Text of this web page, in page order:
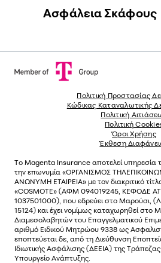
Ασφάλεια Σκάφους
Πολιτική Προστασίας
Κώδικας Καταναλωτικής
Πολιτική
Πολιτική
Όροι Χρήσης
Έκθεση
Το Magenta Insurance αποτελεί υπηρεσία
την επωνυµία «ΟΡΓΑΝΙΣΜΟΣ
ΑΝΩΝΥΜΗ ΕΤΑΙΡΕΙΑ» µε τον διακριτικό
«COSMOTE» (ΑΦΜ 094019245, ΚΕΦΟΔΕ
1037501000), που εδρεύει στο Μαρούσι,
15124) και έχει νοµίµως καταχωρηθεί στο
Διαµεσολαβητών του Επαγγελµατικού
αριθµό Ειδικού Μητρώου 9338 ως
εποπτεύεται δε, από τη Διεύθυνση
Ιδιωτικής Ασφάλισης (ΔΕΕΙΑ) της
Υπουργείο Ανάπτυξης.